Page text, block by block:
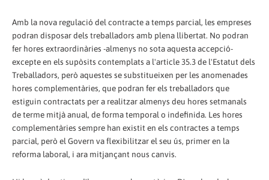
Amb la nova regulació del contracte a temps parcial, les empreses
podran disposar dels treballadors amb plena llibertat. No podran
fer hores extraordinàries -almenys no sota aquesta accepció-
excepte en els supòsits contemplats a l'article 35.3 de l'Estatut dels
Treballadors, però aquestes se substitueixen per les anomenades
hores complementàries, que podran fer els treballadors que
estiguin contractats per a realitzar almenys deu hores setmanals
de terme mitjà anual, de forma temporal o indefinida. Les hores
complementàries sempre han existit en els contractes a temps
parcial, però el Govern va flexibilitzar el seu ús, primer en la
reforma laboral, i ara mitjançant nous canvis.